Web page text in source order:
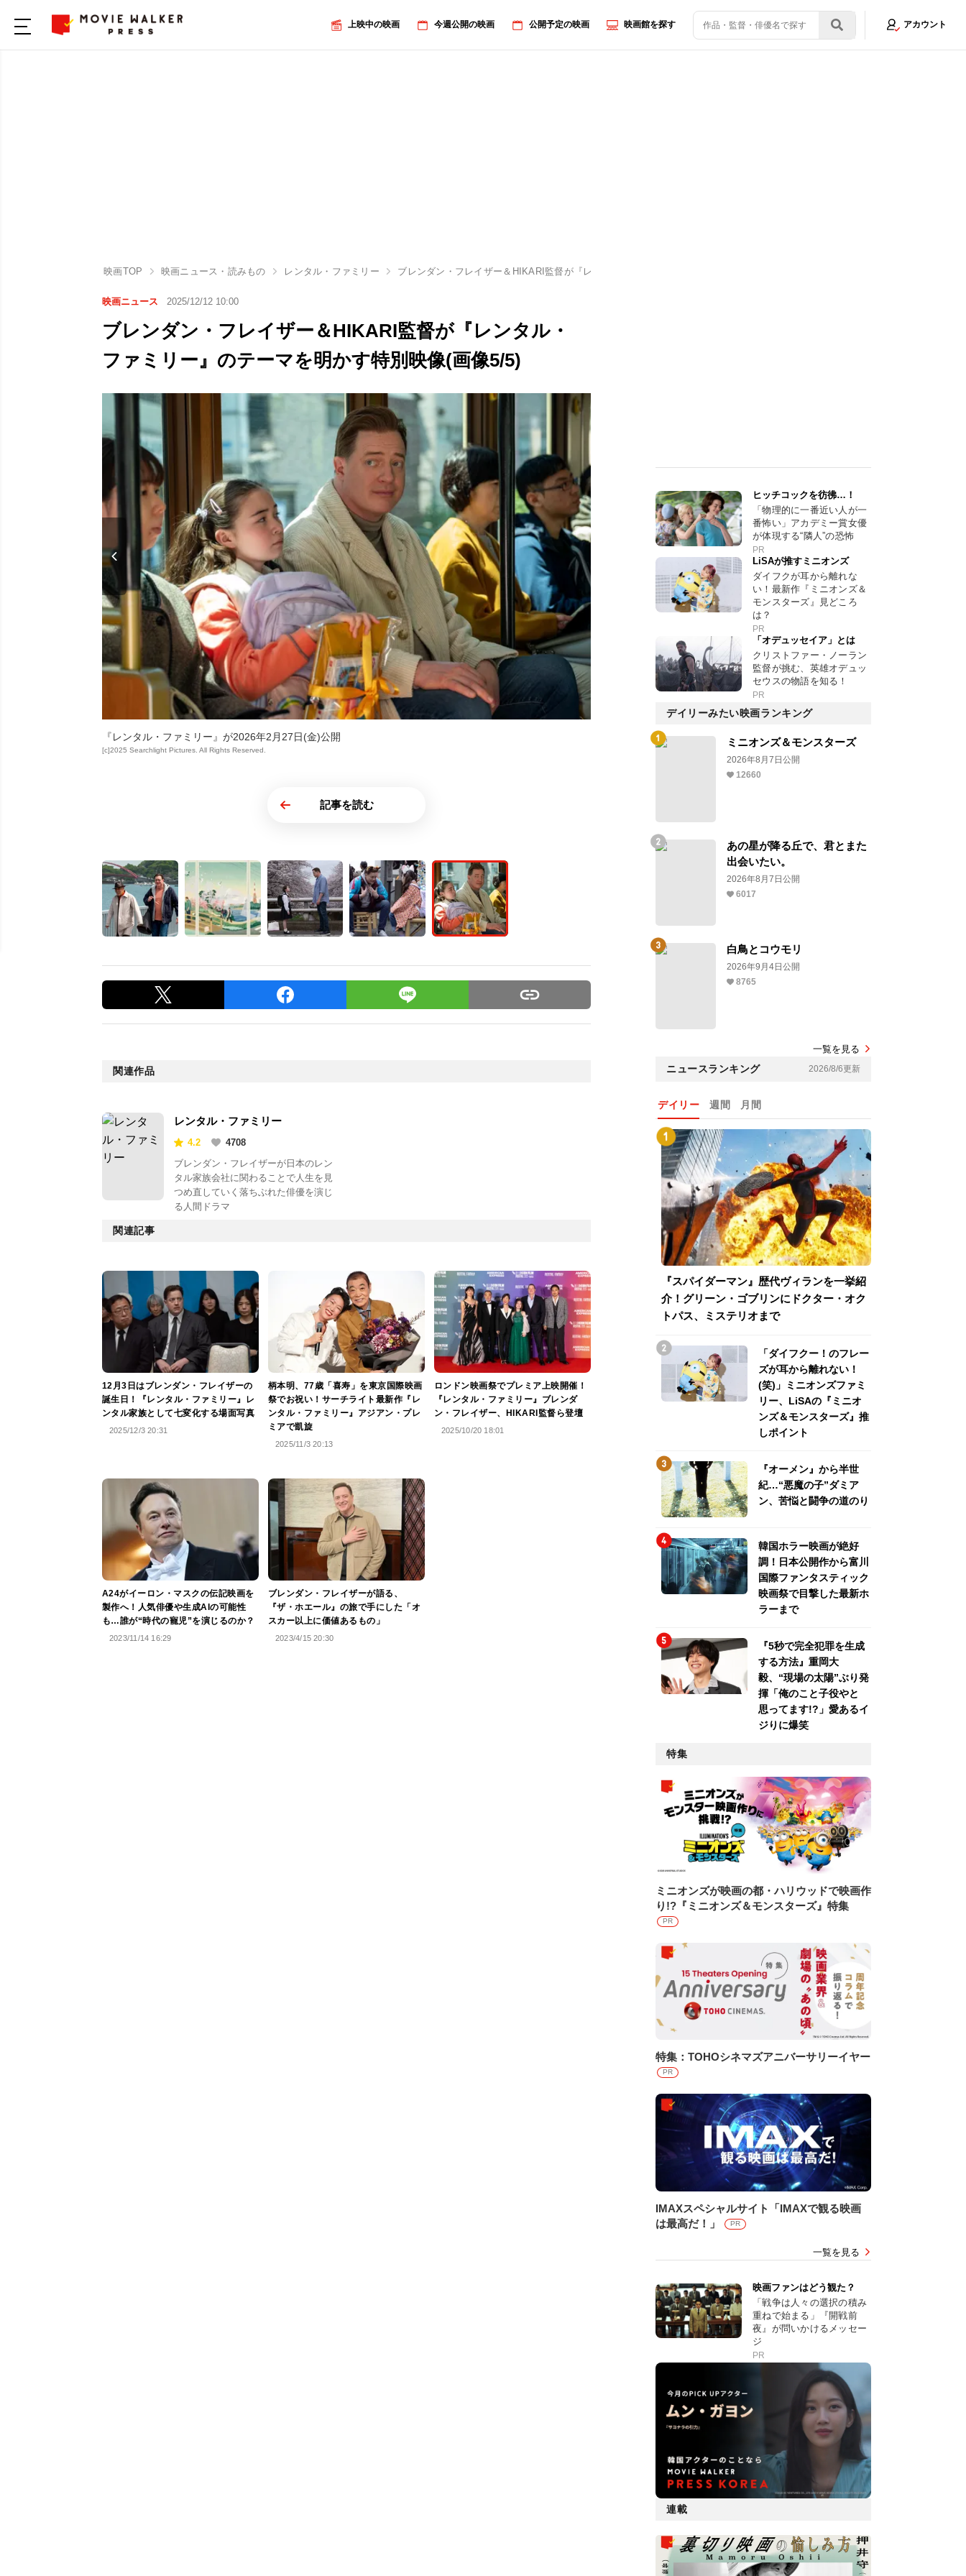
上映中の映画 今週公開の映画 公開予定の映画 映画館を探す アカウント
映画TOP 映画ニュース・読みもの レンタル・ファミリー ブレンダン・フレイザー＆HIKARI監督が『レンタル・ファミリー』のテーマを明かす特別映像
映画ニュース 2025/12/12 10:00
ブレンダン・フレイザー＆HIKARI監督が『レンタル・
ファミリー』のテーマを明かす特別映像(画像5/5)
『レンタル・ファミリー』が2026年2月27日(金)公開
[c]2025 Searchlight Pictures. All Rights Reserved.
記事を読む
関連作品
レンタル・ファミリー
4.2
4708
ブレンダン・フレイザーが日本のレン
タル家族会社に関わることで人生を見
つめ直していく落ちぶれた俳優を演じ
る人間ドラマ
関連記事
12月3日はブレンダン・フレイザーの
誕生日！『レンタル・ファミリー』レ
ンタル家族として七変化する場面写真
2025/12/3 20:31
柄本明、77歳「喜寿」を東京国際映画
祭でお祝い！サーチライト最新作『レ
ンタル・ファミリー』アジアン・プレ
ミアで凱旋
2025/11/3 20:13
ロンドン映画祭でプレミア上映開催！
『レンタル・ファミリー』ブレンダ
ン・フレイザー、HIKARI監督ら登壇
2025/10/20 18:01
A24がイーロン・マスクの伝記映画を
製作へ！人気俳優や生成AIの可能性
も…誰が“時代の寵児”を演じるのか？
2023/11/14 16:29
ブレンダン・フレイザーが語る、
『ザ・ホエール』の旅で手にした「オ
スカー以上に価値あるもの」
2023/4/15 20:30
ヒッチコックを彷彿…！
「物理的に一番近い人が一
番怖い」アカデミー賞女優
が体現する“隣人”の恐怖
PR
LiSAが推すミニオンズ
ダイフクが耳から離れな
い！最新作『ミニオンズ＆
モンスターズ』見どころ
は？
PR
「オデュッセイア」とは
クリストファー・ノーラン
監督が挑む、英雄オデュッ
セウスの物語を知る！
PR
デイリーみたい映画ランキング
ミニオンズ＆モンスターズ
2026年8月7日公開
12660
あの星が降る丘で、君とまた
出会いたい。
2026年8月7日公開
6017
白鳥とコウモリ
2026年9月4日公開
8765
一覧を見る
ニュースランキング 2026/8/6更新
デイリー 週間 月間
『スパイダーマン』歴代ヴィランを一挙紹
介！グリーン・ゴブリンにドクター・オク
トパス、ミステリオまで
「ダイフクー！のフレー
ズが耳から離れない！
(笑)」ミニオンズファミ
リー、LiSAの『ミニオ
ンズ＆モンスターズ』推
しポイント
『オーメン』から半世
紀…“悪魔の子”ダミア
ン、苦悩と闘争の道のり
韓国ホラー映画が絶好
調！日本公開作から富川
国際ファンタスティック
映画祭で目撃した最新ホ
ラーまで
『5秒で完全犯罪を生成
する方法』重岡大
毅、“現場の太陽”ぶり発
揮「俺のこと子役やと
思ってます!?」愛あるイ
ジりに爆笑
特集
ミニオンズが映画の都・ハリウッドで映画作
り!?『ミニオンズ＆モンスターズ』特集
PR
特集：TOHOシネマズアニバーサリーイヤー
PR
IMAXスペシャルサイト「IMAXで観る映画
は最高だ！」
PR
一覧を見る
映画ファンはどう観た？
「戦争は人々の選択の積み
重ねで始まる」『開戦前
夜』が問いかけるメッセー
ジ
PR
連載